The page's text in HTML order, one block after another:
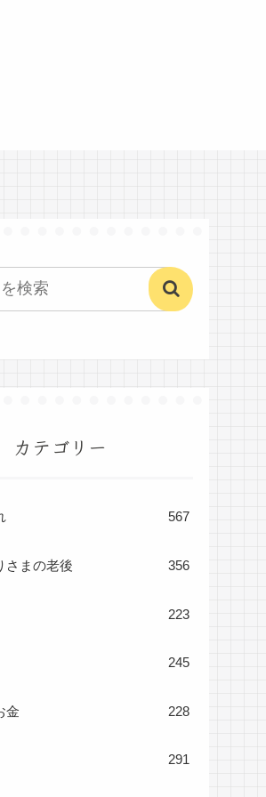
カテゴリー
567
さまの老後 356
223
245
金 228
291